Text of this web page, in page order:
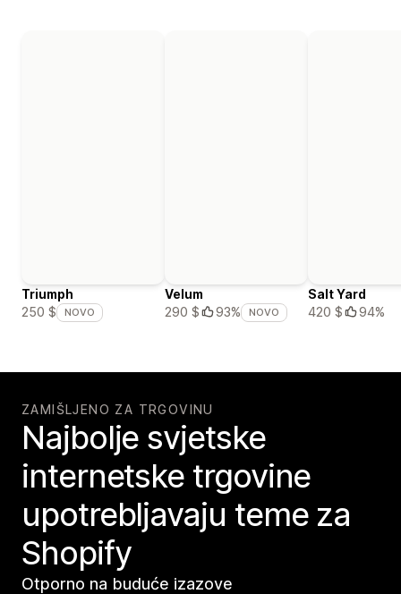
Triumph
250 $
NOVO
Velum
290 $
93% NOVO
Salt Yard
420 $
94%
ZAMIŠLJENO ZA TRGOVINU
Najbolje svjetske
internetske trgovine
upotrebljavaju teme za
Shopify
Otporno na buduće izazove